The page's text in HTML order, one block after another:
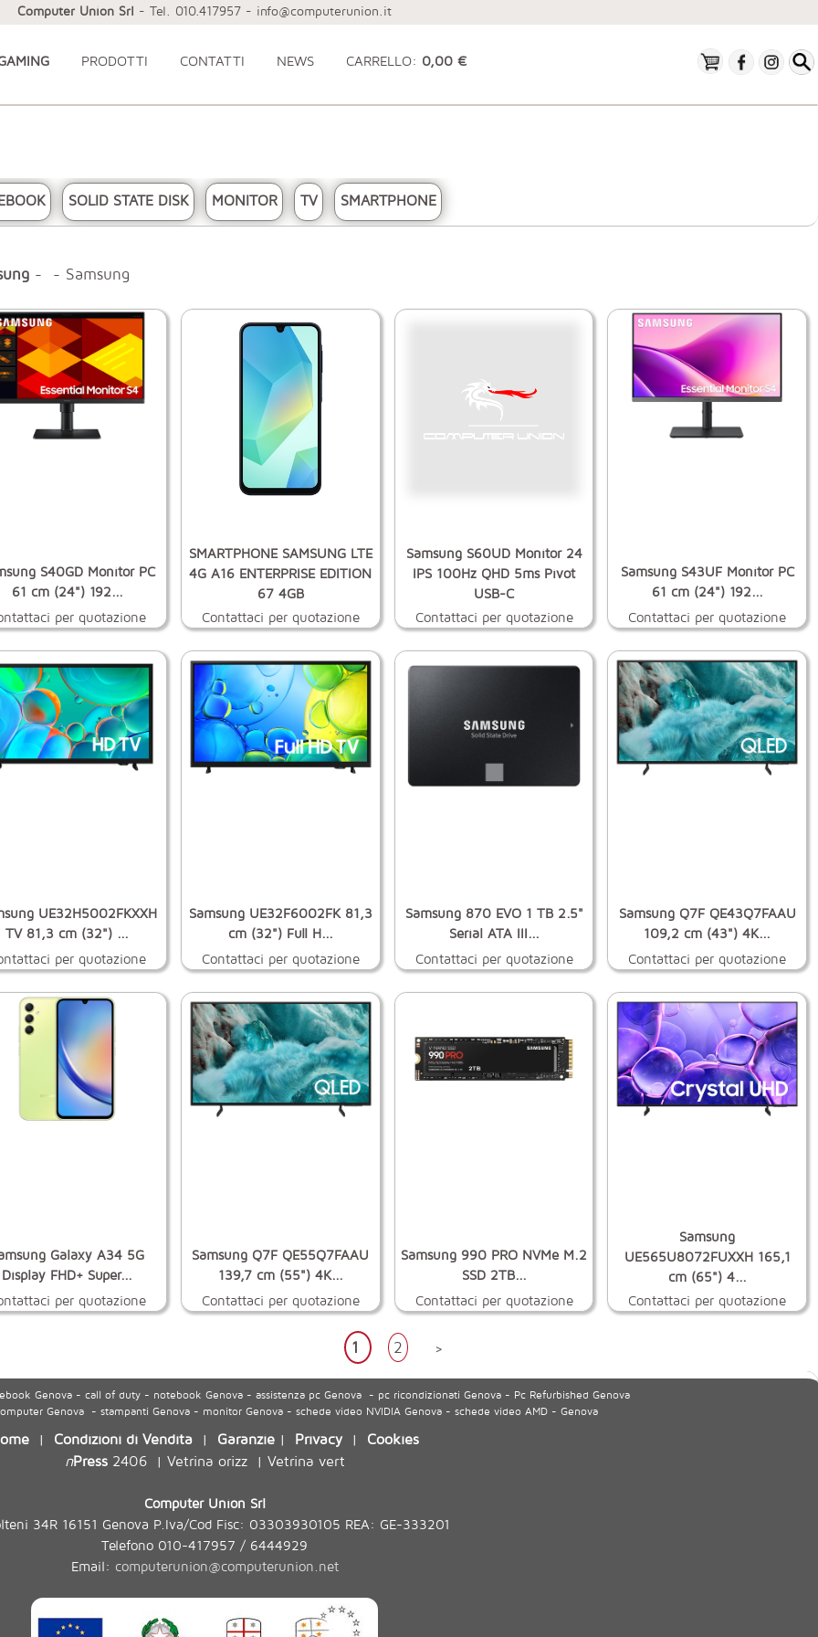
Computer Union Srl - Tel. 010.417957 - info@computerunion.it
PRODOTTI CONTATTI NEWS CARRELLO: 0,00 €
SOLID STATE DISK MONITOR TV SMARTPHONE
- - Samsung
S40GD Monitor PC
61 cm (24") 192...
per quotazione
SMARTPHONE SAMSUNG LTE
4G A16 ENTERPRISE EDITION
67 4GB
Contattaci per quotazione
Samsung S60UD Monitor 24
IPS 100Hz QHD 5ms Pivot
USB-C
Contattaci per quotazione
Samsung S43UF Monitor PC
61 cm (24") 192...
Contattaci per quotazione
UE32H5002FKXXH
TV 81,3 cm (32") ...
per quotazione
Samsung UE32F6002FK 81,3
cm (32") Full H...
Contattaci per quotazione
Samsung 870 EVO 1 TB 2.5"
Serial ATA III...
Contattaci per quotazione
Samsung Q7F QE43Q7FAAU
109,2 cm (43") 4K...
Contattaci per quotazione
Galaxy A34 5G
Display FHD+ Super...
per quotazione
Samsung Q7F QE55Q7FAAU
139,7 cm (55") 4K...
Contattaci per quotazione
Samsung 990 PRO NVMe M.2
SSD 2TB...
Contattaci per quotazione
Samsung
UE565U8072FUXXH 165,1
cm (65") 4...
Contattaci per quotazione
1 2 >
Genova - call of duty - notebook Genova - assistenza pc Genova - pc ricondizionati Genova - Pc Refurbished Genova
Genova - stampanti Genova - monitor Genova - schede video NVIDIA Genova - schede video AMD - Genova
| Condizioni di Vendita | Garanzie | Privacy| Cookies
nPress2406| Vetrina orizz| Vetrina vert
Computer Union Srl
34R 16151 Genova P.Iva/Cod Fisc: 03303930105 REA: GE-333201
Telefono 010-417957 / 6444929
Email: computerunion@computerunion.net